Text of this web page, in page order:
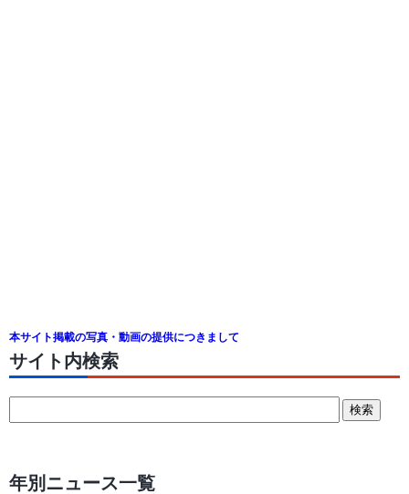
本サイト掲載の写真・動画の提供につきまして
サイト内検索
年別ニュース一覧